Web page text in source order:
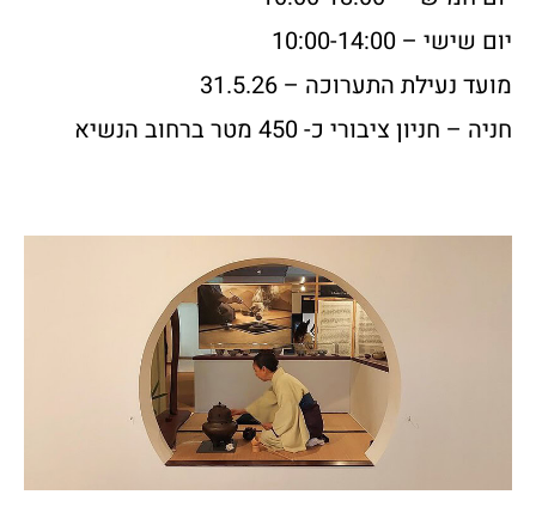
יום שישי – 10:00-14:00
מועד נעילת התערוכה – 31.5.26
חניה – חניון ציבורי כ- 450 מטר ברחוב הנשיא